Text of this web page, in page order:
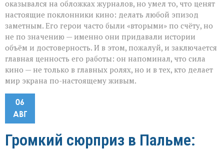
оказывался на обложках журналов, но умел то, что ценят
настоящие поклонники кино: делать любой эпизод
заметным. Его герои часто были «вторыми» по счёту, но
не по значению — именно они придавали истории
объём и достоверность. И в этом, пожалуй, и заключается
главная ценность его работы: он напоминал, что сила
кино — не только в главных ролях, но и в тех, кто делает
мир экрана по-настоящему живым.
06
АВГ
Громкий сюрприз в Пальме: